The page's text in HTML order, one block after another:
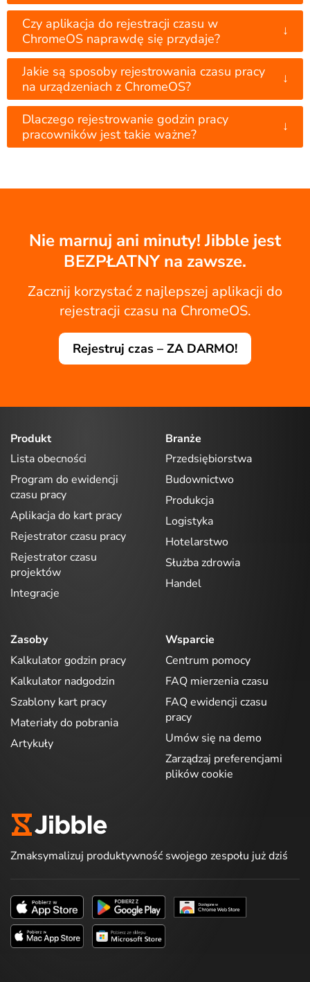
Czy aplikacja do rejestracji czasu w
ChromeOS naprawdę się przydaje?
↓
Jakie są sposoby rejestrowania czasu pracy
na urządzeniach z ChromeOS?
↓
Dlaczego rejestrowanie godzin pracy
pracowników jest takie ważne?
↓
Nie marnuj ani minuty! Jibble jest
BEZPŁATNY na zawsze.
Zacznij korzystać z najlepszej aplikacji do
rejestracji czasu na ChromeOS.
Rejestruj czas – ZA DARMO!
Produkt
Lista obecności
Program do ewidencji
czasu pracy
Aplikacja do kart pracy
Rejestrator czasu pracy
Rejestrator czasu
projektów
Integracje
Branże
Przedsiębiorstwa
Budownictwo
Produkcja
Logistyka
Hotelarstwo
Służba zdrowia
Handel
Zasoby
Kalkulator godzin pracy
Kalkulator nadgodzin
Szablony kart pracy
Materiały do pobrania
Artykuły
Wsparcie
Centrum pomocy
FAQ mierzenia czasu
FAQ ewidencji czasu
pracy
Umów się na demo
Zarządzaj preferencjami
plików cookie
Zmaksymalizuj produktywność swojego zespołu już dziś